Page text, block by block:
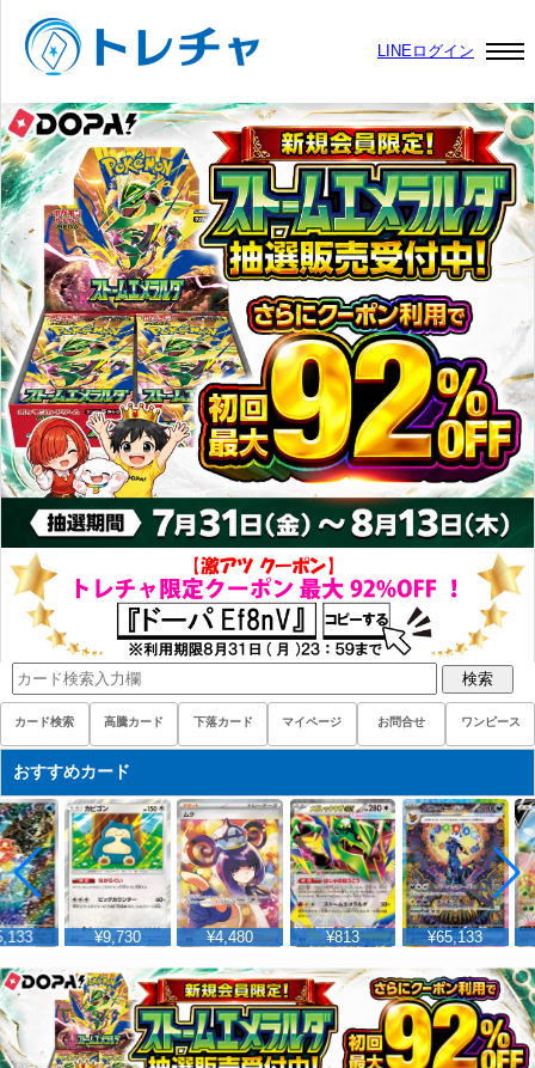
LINEログイン
検索
カード検索 高騰カード 下落カード マイページ お問合せ ワンピース
おすすめカード
¥9,730 ¥4,480 ¥813 ¥65,133